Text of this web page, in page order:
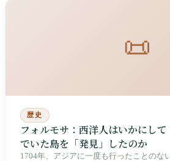
📜
歴史
フォルモサ：西洋人はいかにし
でいた島を「発見」したのか
1704年、アジアに一度も行ったことのな